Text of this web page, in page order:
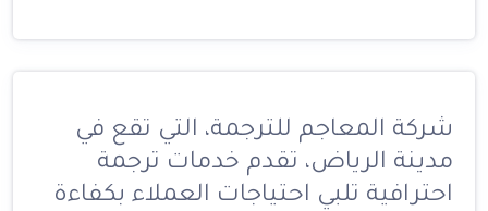
شركة المعاجم للترجمة، التي تقع في
مدينة الرياض، تقدم خدمات ترجمة
احترافية تلبي احتياجات العملاء بكفاءة